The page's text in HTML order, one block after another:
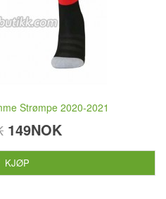
Strømpe 2020-2021
149NOK
KJØP